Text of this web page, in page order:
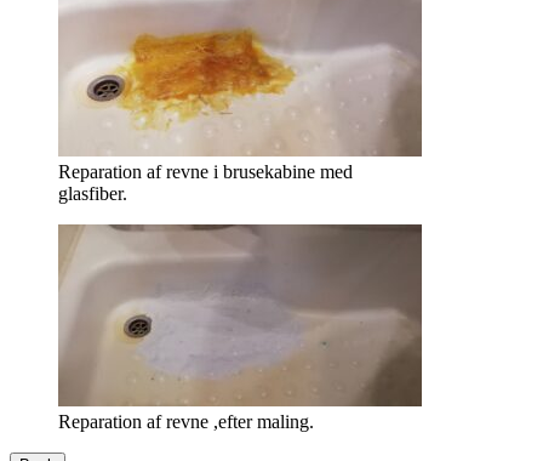
Reparation af revne i brusekabine med
glasfiber.
Reparation af revne ,efter maling.